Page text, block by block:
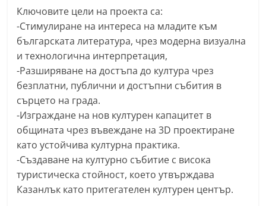
g
a
l
l
e
r
y
k
a
z
a
Ключовите цели на проекта са:
-Стимулиране на интереса на младите към
българската литература, чрез модерна визуална
и технологична интерпретация,
-Разширяване на достъпа до култура чрез
безплатни, публични и достъпни събития в
сърцето на града.
-Изграждане на нов културен капацитет в
общината чрез въвеждане на 3D проектиране
като устойчива културна практика.
-Създаване на културно събитие с висока
туристическа стойност, което утвърждава
Казанлък като притегателен културен център.